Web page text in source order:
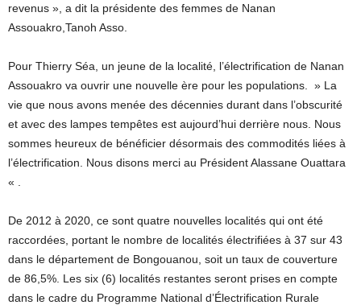
revenus », a dit la présidente des femmes de Nanan
Assouakro,Tanoh Asso.
Pour Thierry Séa, un jeune de la localité, l’électrification de Nanan
Assouakro va ouvrir une nouvelle ère pour les populations. » La
vie que nous avons menée des décennies durant dans l’obscurité
et avec des lampes tempêtes est aujourd’hui derrière nous. Nous
sommes heureux de bénéficier désormais des commodités liées à
l’électrification. Nous disons merci au Président Alassane Ouattara
« .
De 2012 à 2020, ce sont quatre nouvelles localités qui ont été
raccordées, portant le nombre de localités électrifiées à 37 sur 43
dans le département de Bongouanou, soit un taux de couverture
de 86,5%. Les six (6) localités restantes seront prises en compte
dans le cadre du Programme National d’Électrification Rurale